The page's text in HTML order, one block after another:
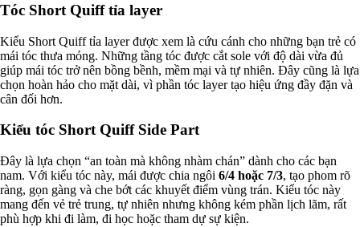
Tóc Short Quiff tỉa layer
Kiểu Short Quiff tỉa layer được xem là cứu cánh cho những bạn trẻ có
mái tóc thưa mỏng. Những tầng tóc được cắt sole với độ dài vừa đủ
giúp mái tóc trở nên bồng bềnh, mềm mại và tự nhiên. Đây cũng là lựa
chọn hoàn hảo cho mặt dài, vì phần tóc layer tạo hiệu ứng đầy đặn và
cân đối hơn.
Kiểu tóc Short Quiff Side Part
Đây là lựa chọn “an toàn mà không nhàm chán” dành cho các bạn
nam. Với kiểu tóc này, mái được chia ngôi 6/4 hoặc 7/3, tạo phom rõ
ràng, gọn gàng và che bớt các khuyết điểm vùng trán. Kiểu tóc này
mang đến vẻ trẻ trung, tự nhiên nhưng không kém phần lịch lãm, rất
phù hợp khi đi làm, đi học hoặc tham dự sự kiện.